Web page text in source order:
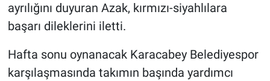
ayrılığını duyuran Azak, kırmızı-siyahlılara
başarı dileklerini iletti.
Hafta sonu oynanacak Karacabey Belediyespor
karşılaşmasında takımın başında yardımcı